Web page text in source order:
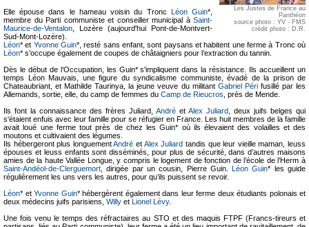
Les Justes de France au
Panthéon
source photo : YV - FMS
crédit photo : D.R.
Elle épouse dans le hameau voisin du Tronc Léon Guin*,
membre du Parti communiste et conseiller municipal à Saint-
Maurice-de-Ventalon , Lozère (aujourd'hui Pont-de-Montvert-
Sud-Mont-Lozère).
Léon* et Yvonne Guin*, resté sans enfant, sont paysans et habitent une ferme à Tronc où
Léon* s’occupe également de coupes de châtaigniers pour l’extraction du tannin.
Dès le début de l’Occupation, les Guin* s'impliquent dans la résistance. Ils accueillent un
temps Léon Mauvais, une figure du syndicalisme communiste, évadé de la prison de
Chateaubriant, et Mathilde Taurinya, la jeune veuve du militant Gabriel Périfusillé par les
Allemands, sortie, elle, du camp de femmes du Camp de Rieucros , près de Mende.
Ils font la connaissance des frères Juliard, André et Alex Juliard , deux juifs belges qui
s'étaient enfuis avec leur famille pour se réfugier en France. Les huit membres de la famille
avait loué une ferme tout près de chez les Guin* où ils élevaient des volailles et des
moutons et cultivaient des légumes.
Ils hébergeront plus longuementAndré et Alex Juliard tandis que leur vieille maman, leuss
épouses et leuss enfants sont disséminés, pour plus de sécurité, dans d’autres maisons
amies de la haute Vallée Longue, y compris le logement de fonction de l’école de l’Herm à
Saint-Andéol-de-Clerguemort , dirigée par un cousin, Pierre Guin.Léon Guin* les guide
régulièrement les uns vers les autres, pour qu’ils puissent se revoir.
Léon* et Yvonne Guin* hébergèrent également dans leur ferme deux étudiants polonais et
deux médecins juifs parisiens, Willy et Lionel Lévy.
Une fois venu le temps des réfractaires au STO et des maquis FTPF (Francs-tireurs et